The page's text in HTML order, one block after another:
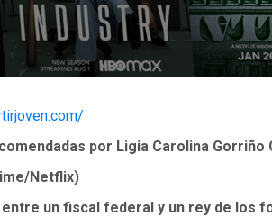
por Ligia Carolina Gorriño
Netflix)
un fiscal federal y un rey de los